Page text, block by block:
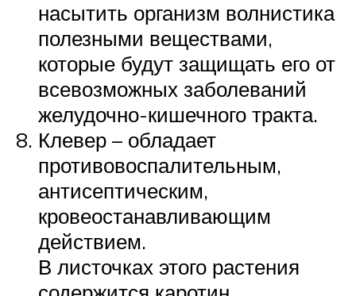
насытить организм волнистика
полезными веществами,
которые будут защищать его от
всевозможных заболеваний
желудочно-кишечного тракта.
Клевер – обладает
противовоспалительным,
антисептическим,
кровеостанавливающим
действием.
В листочках этого растения